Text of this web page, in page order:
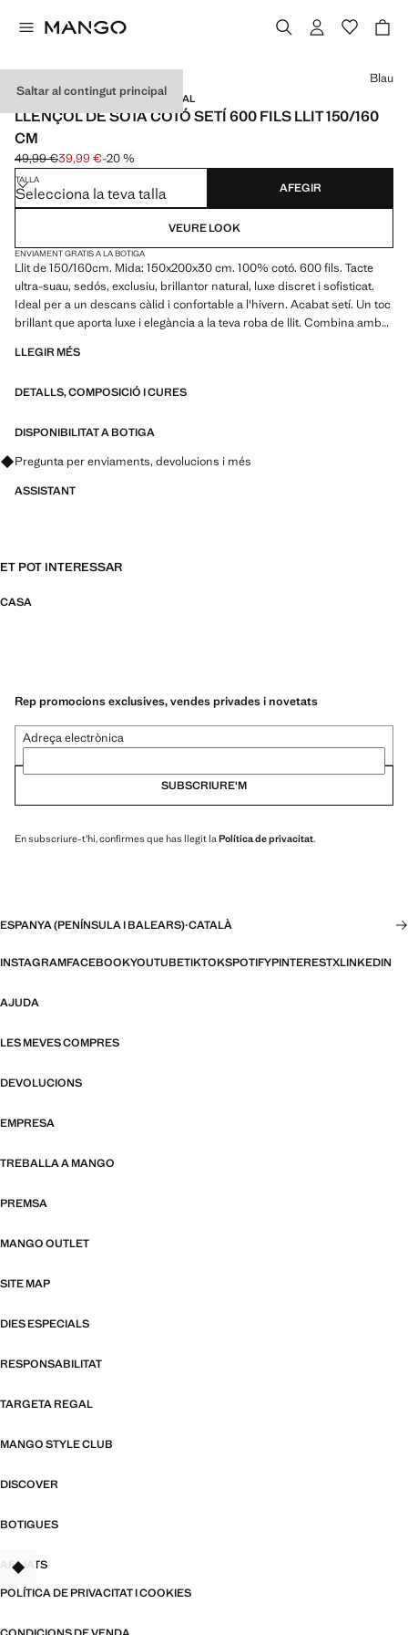
Saltar al contingut principal
SETÍ / 600 FILS / MADE IN PORTUGAL
LLENÇOL DE SOTA COTÓ SETÍ 600 FILS LLIT 150/160
CM
Preu inicial ratllat [49,99 € ]
49,99 €
Preu actual [39,99 € ]
39,99 €-20 %
Selecciona un color
Blau
TALLA
Selecciona la teva talla AFEGIR
VEURE LOOK
ENVIAMENT GRATIS A LA BOTIGA
Llit de 150/160cm. Mida: 150x200x30 cm. 100% cotó. 600 fils. Tacte
ultra-suau, sedós, exclusiu, brillantor natural, luxe discret i sofisticat.
Ideal per a un descans càlid i confortable a l'hivern. Acabat setí. Un toc
brillant que aporta luxe i elegància a la teva roba de llit. Combina amb
LLEGIR MÉS
DETALLS, COMPOSICIÓ I CURES
DISPONIBILITAT A BOTIGA
Pregunta per enviaments, devolucions i més
ASSISTANT
ET POT INTERESSAR
CASA
Rep promocions exclusives, vendes privades i novetats
Adreça electrònica
SUBSCRIURE'M
En subscriure-t'hi, confirmes que has llegit la Política de privacitat.
ESPANYA (PENÍNSULA I BALEARS)·CATALÀ
INSTAGRAMFACEBOOKYOUTUBETIKTOKSPOTIFYPINTERESTXLINKEDIN
AJUDA
LES MEVES COMPRES
DEVOLUCIONS
EMPRESA
TREBALLA A MANGO
PREMSA
MANGO OUTLET
SITE MAP
DIES ESPECIALS
RESPONSABILITAT
TARGETA REGAL
MANGO STYLE CLUB
DISCOVER
BOTIGUES
AFILIATS
POLÍTICA DE PRIVACITAT I COOKIES